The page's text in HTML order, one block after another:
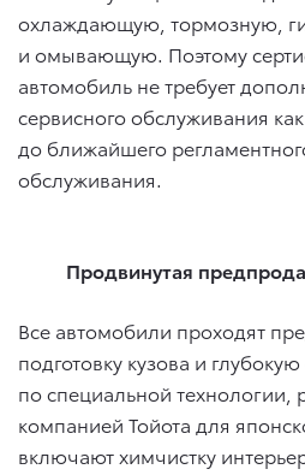
охлаждающую, тормозную,
и омывающую. Поэтому
автомобиль не требует
сервисного обслуживания
до ближайшего
обслуживания.
Продвинутая
Все автомобили проходят
подготовку кузова и
по специальной технологии,
компанией Тойота для
включают химчистку